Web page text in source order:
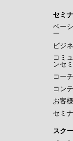
セミ
ベー
ー
ビジ
コミ
ンセ
コー
コン
お客
セミ
スク